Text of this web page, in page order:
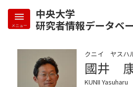
中央大学
研究者情報データベ
メニュー
クニイ ヤスハ
國井
KUNII Yasuharu